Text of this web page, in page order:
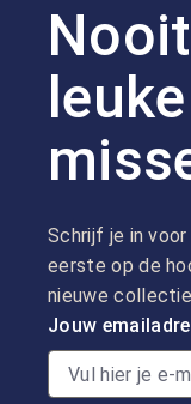
Schrijf je in
eerste op de
nieuwe
Jouw